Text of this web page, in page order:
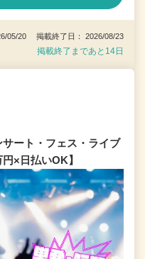
05/20 掲載終了日： 2026/08/23
掲載終了まであと14日
ート・フェス・ライブ
×日払いOK】